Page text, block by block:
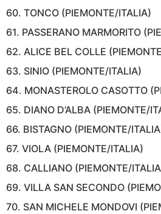
60. TONCO (PIEMONTE/ITALIA)
61. PASSERANO MARMORITO
62. ALICE BEL COLLE
63. SINIO (PIEMONTE/ITALIA)
64. MONASTEROLO CASOTTO
65. DIANO D’ALBA (PIEMONTE/
66. BISTAGNO (PIEMONTE/
67. VIOLA (PIEMONTE/ITALIA)
68. CALLIANO (PIEMONTE/
69. VILLA SAN SECONDO
70. SAN MICHELE MONDOVI